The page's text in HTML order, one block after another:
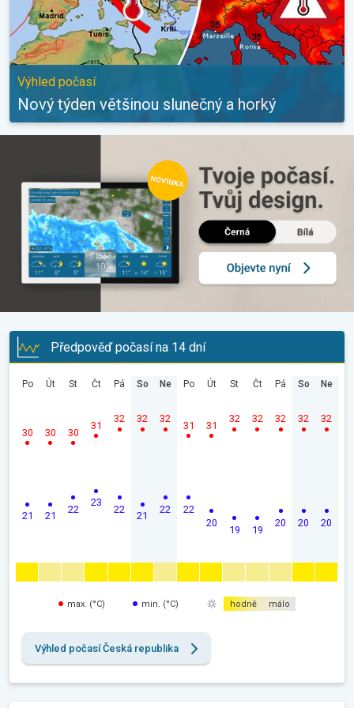
Výhled počasí
Nový týden většinou slunečný a horký
Předpověď počasí na 14 dní
Po
21
30
Út
21
30
St
22
30
Čt
23
31
Pá
22
32
So
21
32
Ne
22
32
Po
22
31
Út
20
31
St
19
32
Čt
19
32
Pá
20
32
So
20
32
Ne
20
32
max. (°C) min. (°C) hodně málo
Výhled počasí Česká republika